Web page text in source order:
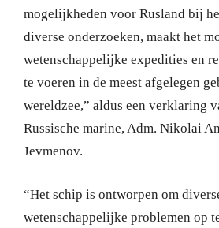
mogelijkheden voor Rusland bij
diverse onderzoeken, maakt het
wetenschappelijke expedities en
te voeren in de meest afgelegen
wereldzee,” aldus een verklaring
Russische marine, Adm. Nikolai
Jevmenov.
“Het schip is ontworpen om
wetenschappelijke problemen op